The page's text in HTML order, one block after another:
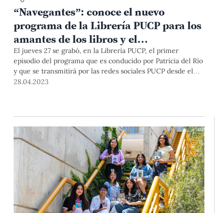
“Navegantes”: conoce el nuevo
programa de la Librería PUCP para los
amantes de los libros y el
conocimiento
El jueves 27 se grabó, en la Librería PUCP, el primer
episodio del programa que es conducido por Patricia del Río
y que se transmitirá por las redes sociales PUCP desde el
viernes 5 de mayo a las 6 p.m. Este espacio abrirá una
28.04.2023